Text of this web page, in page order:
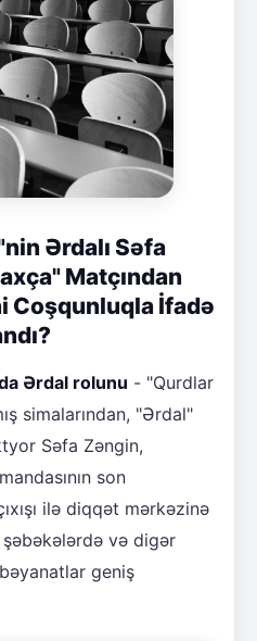
Ərdalı Səfa
Matçından
Coşqunluqla İfadə
Ərdal rolunu - "Qurdlar
simalarından, "Ərdal"
Səfa Zəngin,
son
ilə diqqət mərkəzinə
və digər
geniş